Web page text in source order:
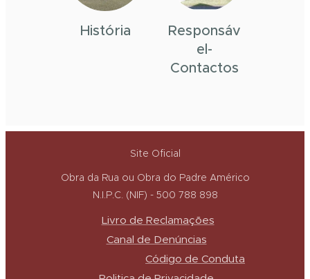
História
Responsáv
el-
Contactos
Site Oficial
Obra da Rua ou Obra do Padre Américo
N.I.P.C. (NIF) - 500 788 898
Livro de Reclamações
Canal de Denúncias
Código de Conduta